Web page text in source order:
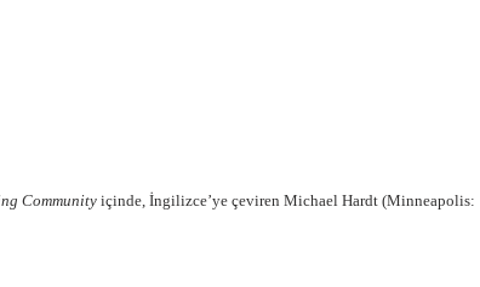
Communityiçinde, İngilizce’ye çeviren Michael Hardt (Minneapolis: